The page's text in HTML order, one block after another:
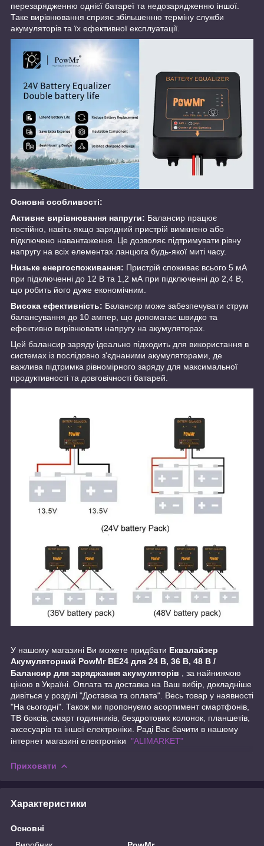
перезарядженню однієї батареї та недозарядженню іншої.
Таке вирівнювання сприяє збільшенню терміну служби
акумуляторів та їх ефективної експлуатації.
Основні особливості:
Активне вирівнювання напруги: Балансир працює
постійно, навіть якщо зарядний пристрій вимкнено або
підключено навантаження. Це дозволяє підтримувати рівну
напругу на всіх елементах ланцюга будь-якої миті часу.
Низьке енергоспоживання: Пристрій споживає всього 5 мА
при підключенні до 12 В та 1,2 мА при підключенні до 2,4 В,
що робить його дуже економічним.
Висока ефективність: Балансир може забезпечувати струм
балансування до 10 ампер, що допомагає швидко та
ефективно вирівнювати напругу на акумуляторах.
Цей балансир заряду ідеально підходить для використання в
системах із послідовно з'єднаними акумуляторами, де
важлива підтримка рівномірного заряду для максимальної
продуктивності та довговічності батарей.
У нашому магазині Ви можете придбати Еквалайзер
Акумуляторний PowMr BE24 для 24 В, 36 В, 48 В /
Балансир для заряджання акумуляторів
, за найнижчою
ціною в Україні. Оплата та доставка на Ваш вибір, докладніше
дивіться у розділі "Доставка та оплата". Весь товар у наявності
"На сьогодні". Також ми пропонуємо асортимент смартфонів,
ТВ боксів, смарт годинників, бездротових колонок, планшетів,
аксесуарів та іншої електроніки. Раді Вас бачити в нашому
інтернет магазині електроніки "ALIMARKET"
Приховати
Характеристики
Основні